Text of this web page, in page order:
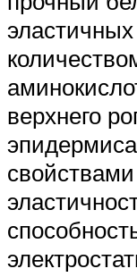
верхнего